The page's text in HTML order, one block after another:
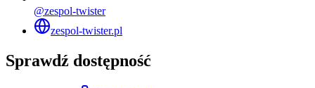
@zespol-twister
zespol-twister.pl
Sprawdź dostępność